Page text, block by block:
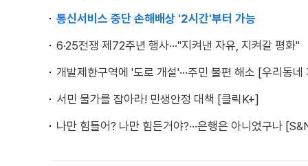
통신서비스 중단 손해배상 '2시간'부터 가능
6·25전쟁 제72주년 행사···"지켜낸 자유, 지켜갈 평화"
개발제한구역에 '도로 개설'···주민 불편 해소 [우리동네
서민 물가를 잡아라! 민생안정 대책 [클릭K+]
나만 힘들어? 나만 힘든거야?···은행은 아니었구나